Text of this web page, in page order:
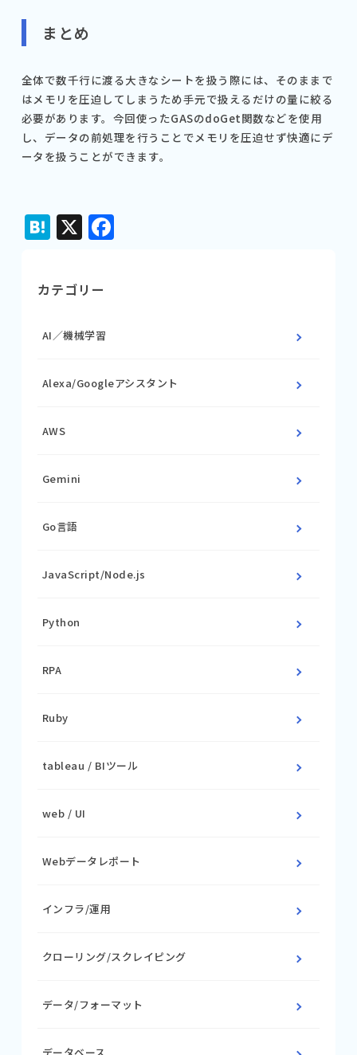
まとめ
全体で数千行に渡る大きなシートを扱う際には、そのままで
はメモリを圧迫してしまうため手元で扱えるだけの量に絞る
必要があります。今回使ったGASのdoGet関数などを使用
し、データの前処理を行うことでメモリを圧迫せず快適にデ
ータを扱うことができます。
Hatena
X Facebook
カテゴリー
AI／機械学習
Alexa/Googleアシスタント
AWS
Gemini
Go言語
JavaScript/Node.js
Python
RPA
Ruby
tableau / BIツール
web / UI
Webデータレポート
インフラ/運用
クローリング/スクレイピング
データ/フォーマット
データベース